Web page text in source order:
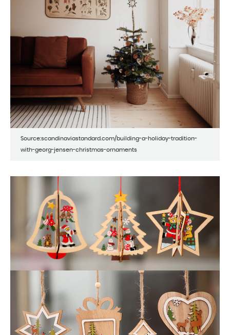
Source:scandinaviastandard.com/building-a-holiday-tradition-
with-georg-jensen-christmas-ornaments